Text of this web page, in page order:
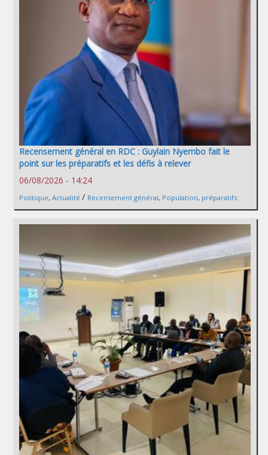
Recensement général en RDC : Guylain Nyembo fait le
point sur les préparatifs et les défis à relever
06/08/2026 - 14:24
Politique, Actualité / Recensement général, Population, préparatifs